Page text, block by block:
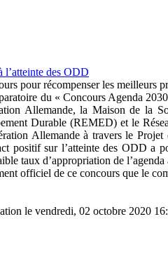
pour récompenser les meilleurs
du « Concours Agenda
Allemande, la Maison de la
Durable (REMED) et le
Allemande à travers le
positif sur l’atteinte des ODD a
taux d’appropriation de
officiel de ce concours que le
le vendredi, 02 octobre 2020